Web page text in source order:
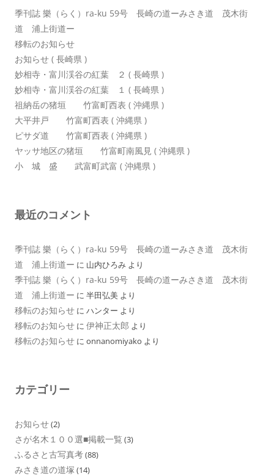
季刊誌 樂（らく）ra-ku 59号 長崎の道ーみさき道 茂木街
道 浦上街道ー
移転のお知らせ
お知らせ ( 長崎県 )
妙相寺・富川渓谷の紅葉 ２ ( 長崎県 )
妙相寺・富川渓谷の紅葉 １ ( 長崎県 )
祖納岳の猪垣 竹富町西表 ( 沖縄県 )
大平井戸 竹富町西表 ( 沖縄県 )
ピサダ道 竹富町西表 ( 沖縄県 )
ヤッサ地区の猪垣 竹富町南風見 ( 沖縄県 )
小 城 盛 武富町武富 ( 沖縄県 )
最近のコメント
季刊誌 樂（らく）ra-ku 59号 長崎の道ーみさき道 茂木街
道 浦上街道ー に 山内ひろみ より
季刊誌 樂（らく）ra-ku 59号 長崎の道ーみさき道 茂木街
道 浦上街道ー に 半田弘美 より
移転のお知らせ に ハンター より
移転のお知らせ に 伊神正太郎 より
移転のお知らせ に onnanomiyako より
カテゴリー
お知らせ(2)
さが名木１００選■掲載一覧 (3)
ふるさと古写真考(88)
みさき道の道塚 (14)